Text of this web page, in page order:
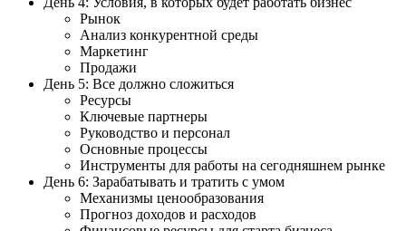
Рынок
Анализ конкурентной среды
Маркетинг
Продажи
День 5: Все должно сложиться
Ресурсы
Ключевые партнеры
Руководство и персонал
Основные процессы
Инструменты для работы на сегодняшнем рынке
День 6: Зарабатывать и тратить с умом
Механизмы ценообразования
Прогноз доходов и расходов